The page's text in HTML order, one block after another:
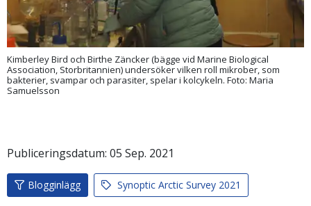
Kimberley Bird och Birthe Zäncker (bägge vid Marine Biological
Association, Storbritannien) undersöker vilken roll mikrober, som
bakterier, svampar och parasiter, spelar i kolcykeln. Foto: Maria
Samuelsson
Publiceringsdatum: 05 Sep. 2021
Blogginlägg Synoptic Arctic Survey 2021